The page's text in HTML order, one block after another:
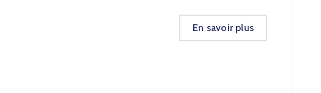
En savoir plus